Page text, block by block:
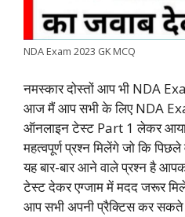
NDA Exam 2023 GK MCQ
नमस्कार दोस्तों आप भी NDA
आज मैं आप सभी के लिए NDA
ऑनलाइन टेस्ट Part 1 लेकर
महत्वपूर्ण प्रश्न मिलेंगे जो कि
यह बार-बार आने वाले प्रश्न है
टेस्ट देकर एग्जाम में मदद जरूर
आप सभी अपनी प्रैक्टिस कर